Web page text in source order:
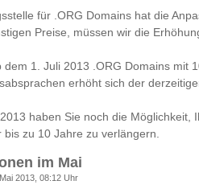
für .ORG Domains hat die
Preise, müssen wir die
dem 1. Juli 2013 .ORG Domains mit
erhöht sich der
haben Sie noch die
zu 10 Jahre zu verlängern.
im Mai
2013, 08:12 Uhr